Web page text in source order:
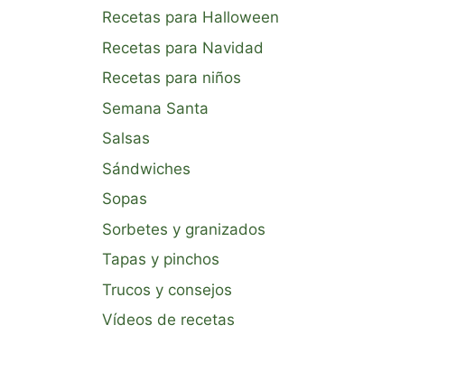
Recetas para Halloween
Recetas para Navidad
Recetas para niños
Semana Santa
Salsas
Sándwiches
Sopas
Sorbetes y granizados
Tapas y pinchos
Trucos y consejos
Vídeos de recetas